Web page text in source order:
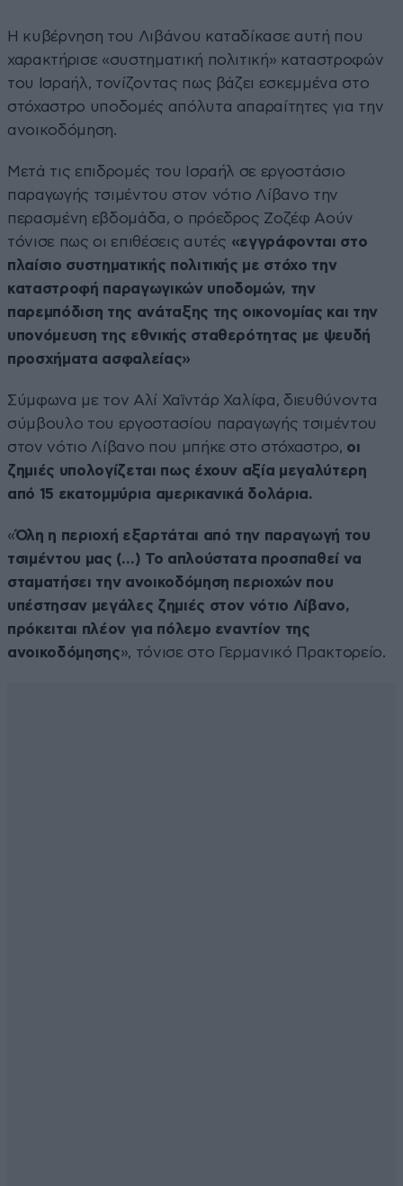
Η κυβέρνηση του Λιβάνου καταδίκασε αυτή που
χαρακτήρισε «συστηματική πολιτική» καταστροφών
του Ισραήλ, τονίζοντας πως βάζει εσκεμμένα στο
στόχαστρο υποδομές απόλυτα απαραίτητες για την
ανοικοδόμηση.
Μετά τις επιδρομές του Ισραήλ σε εργοστάσιο
παραγωγής τσιμέντου στον νότιο Λίβανο την
περασμένη εβδομάδα, ο πρόεδρος Ζοζέφ Αούν
τόνισε πως οι επιθέσεις αυτές «εγγράφονται στο
πλαίσιο συστηματικής πολιτικής με στόχο την
καταστροφή παραγωγικών υποδομών, την
παρεμπόδιση της ανάταξης της οικονομίας και την
υπονόμευση της εθνικής σταθερότητας με ψευδή
προσχήματα ασφαλείας»
Σύμφωνα με τον Αλί Χαϊντάρ Χαλίφα, διευθύνοντα
σύμβουλο του εργοστασίου παραγωγής τσιμέντου
στον νότιο Λίβανο που μπήκε στο στόχαστρο, οι
ζημιές υπολογίζεται πως έχουν αξία μεγαλύτερη
από 15 εκατομμύρια αμερικανικά δολάρια.
«Όλη η περιοχή εξαρτάται από την παραγωγή του
τσιμέντου μας (…) Το απλούστατα προσπαθεί να
σταματήσει την ανοικοδόμηση περιοχών που
υπέστησαν μεγάλες ζημιές στον νότιο Λίβανο,
πρόκειται πλέον για πόλεμο εναντίον της
ανοικοδόμησης», τόνισε στο Γερμανικό Πρακτορείο.